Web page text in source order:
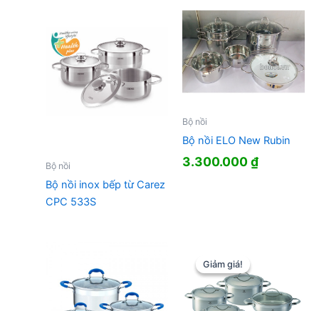
Bộ nồi
Bộ nồi inox bếp từ Carez
CPC 533S
Bộ nồi
Bộ nồi ELO New Rubin
3.300.000₫
Giảm giá!
Giảm giá!